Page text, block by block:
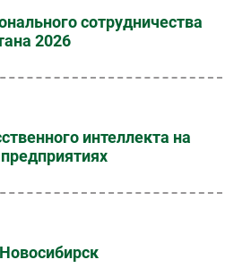
сотрудничества
2026
интеллекта на